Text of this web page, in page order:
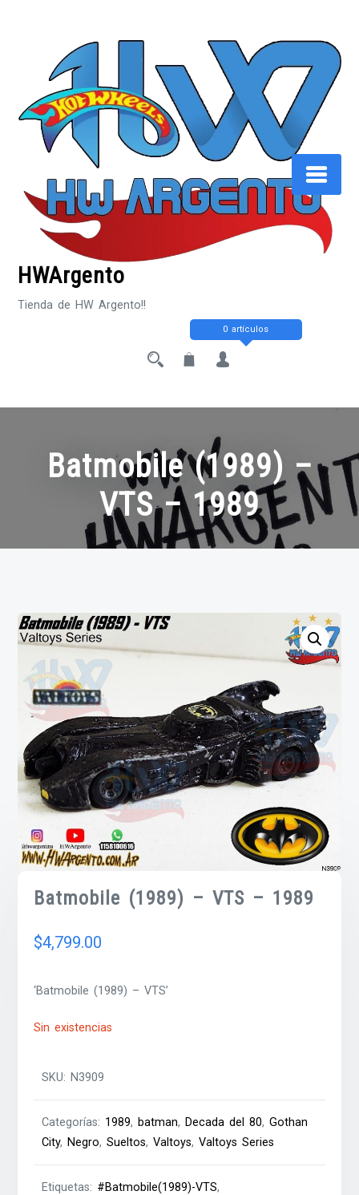
HWArgento
Tienda de HW Argento!!
0 artículos
Batmobile (1989) –
VTS – 1989
Batmobile (1989) – VTS – 1989
$4,799.00
‘Batmobile (1989) – VTS’
Sin existencias
SKU: N3909
Categorías: 1989, batman, Decada del 80,Gothan
City, Negro,Sueltos,Valtoys,Valtoys Series
Etiquetas: #Batmobile(1989)-VTS,